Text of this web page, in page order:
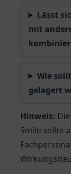
Lässt
mit
Wie
gelagert
Hinweis:
Smile sollte